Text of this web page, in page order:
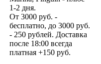
1-2 дня.
От 3000 руб. -
бесплатно, до 3000 руб.
- 250 рублей. Доставка
после 18:00 всегда
платная +150 руб.